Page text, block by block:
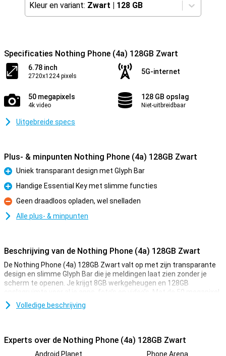
Kleur en variant: Zwart | 128 GB
Specificaties Nothing Phone (4a) 128GB Zwart
6.78 inch
2720x1224 pixels
5G-internet
50 megapixels
4k video
128 GB opslag
Niet-uitbreidbaar
Uitgebreide specs
Plus- & minpunten Nothing Phone (4a) 128GB Zwart
Pluspunt
Uniek transparant design met Glyph Bar
Pluspunt
Handige Essential Key met slimme functies
Minpunt
Geen draadloos opladen, wel snelladen
Alle plus- & minpunten
Beschrijving van de Nothing Phone (4a) 128GB Zwart
De Nothing Phone (4a) 128GB Zwart valt op met zijn transparante
design en slimme Glyph Bar die je meldingen laat zien zonder je
scherm te openen. Je krijgt 8GB werkgeheugen en 128GB
opslagruimte voor al je apps, foto’s en video’s. Met de 50 megapixel
camera en krachtige zoom maak je scherpe foto’s, ook van veraf.
Het grote 6,78-inch AMOLED-scherm is vloeiend en helder dankzij
Uniek ontwerp
Volledige beschrijving
Experts over de Nothing Phone (4a) 128GB Zwart
Android Planet Phone Arena